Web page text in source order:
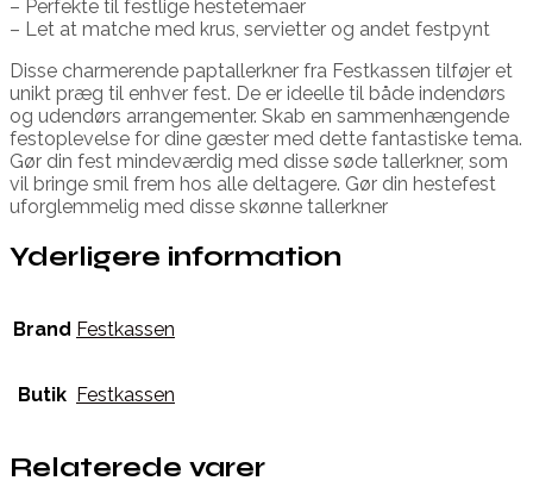
– Perfekte til festlige hestetemaer
– Let at matche med krus, servietter og andet festpynt
Disse charmerende paptallerkner fra Festkassen tilføjer et
unikt præg til enhver fest. De er ideelle til både indendørs
og udendørs arrangementer. Skab en sammenhængende
festoplevelse for dine gæster med dette fantastiske tema.
Gør din fest mindeværdig med disse søde tallerkner, som
vil bringe smil frem hos alle deltagere. Gør din hestefest
uforglemmelig med disse skønne tallerkner
Yderligere information
Brand Festkassen
Butik Festkassen
Relaterede varer